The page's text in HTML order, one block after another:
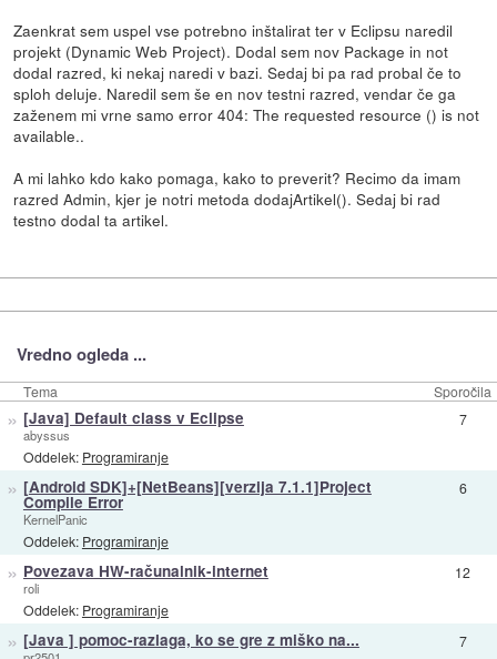
Zaenkrat sem uspel vse potrebno inštalirat ter v Eclipsu naredil
projekt (Dynamic Web Project). Dodal sem nov Package in not
dodal razred, ki nekaj naredi v bazi. Sedaj bi pa rad probal če to
sploh deluje. Naredil sem še en nov testni razred, vendar če ga
zaženem mi vrne samo error 404: The requested resource () is not
available..
A mi lahko kdo kako pomaga, kako to preverit? Recimo da imam
razred Admin, kjer je notri metoda dodajArtikel(). Sedaj bi rad
testno dodal ta artikel.
Vredno ogleda ...
Tema Sporočila
» [Java] Default class v Eclipse
abyssus
Oddelek: Programiranje
7
» [Android SDK]+[NetBeans][verzija 7.1.1]Project
Compile Error
KernelPanic
Oddelek: Programiranje
6
» Povezava HW-računalnik-internet
roli
Oddelek: Programiranje
12
» [Java ] pomoc-razlaga, ko se gre z miško na... 7